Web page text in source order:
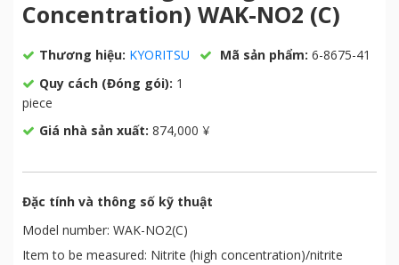
Concentration) WAK-NO2 (C)
Thương hiệu: KYORITSU Mã sản phẩm: 6-8675-41
Quy cách (Đóng gói): 1
piece
Giá nhà sản xuất: 874,000 ¥
Đặc tính và thông số kỹ thuật
Model number: WAK-NO2(C)
Item to be measured: Nitrite (high concentration)/nitrite